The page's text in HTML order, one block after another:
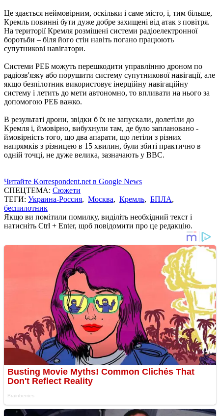
Це здається неймовірним, оскільки і саме місто, і, тим більше,
Кремль повинні бути дуже добре захищені від атак з повітря.
На території Кремля розміщені системи радіоелектронної
боротьби – біля його стін навіть погано працюють
супутникові навігатори.
Системи РЕБ можуть перешкодити управлінню дроном по
радіозв'язку або порушити систему супутникової навігації, але
якщо безпілотник використовує інерційну навігаційну
систему і летить до мети автономно, то впливати на нього за
допомогою РЕБ важко.
В результаті дрони, звідки б їх не запускали, долетіли до
Кремля і, ймовірно, вибухнули там, де було заплановано -
ймовірність того, що два апарати, що летіли з різних
напрямків з різницею в 15 хвилин, були збиті практично в
одній точці, не дуже велика, зазначають у ВВС.
Читайте Korrespondent.net в Google News
СПЕЦТЕМА: Сюжети
ТЕГИ: Украина-Россия, Москва, Кремль, БПЛА,
беспилотник
Якщо ви помітили помилку, виділіть необхідний текст і
натисніть Ctrl + Enter, щоб повідомити про це редакцію.